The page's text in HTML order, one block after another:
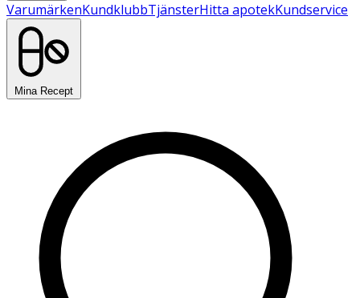
VarumärkenKundklubbTjänsterHitta apotekKundservice
Mina Recept